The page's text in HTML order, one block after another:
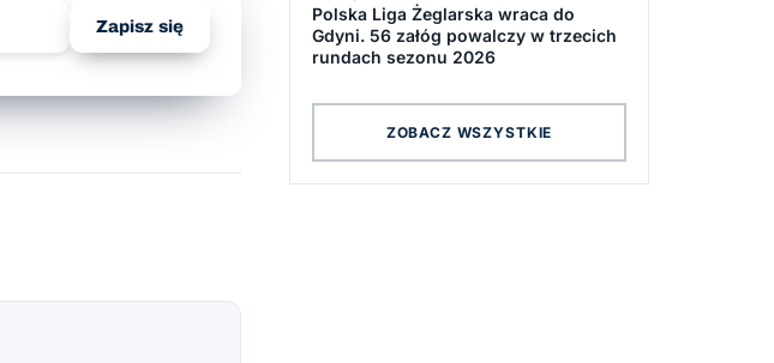
Zapisz się
Polska Liga Żeglarska wraca do
Gdyni. 56 załóg powalczy w trzecich
rundach sezonu 2026
ZOBACZ WSZYSTKIE